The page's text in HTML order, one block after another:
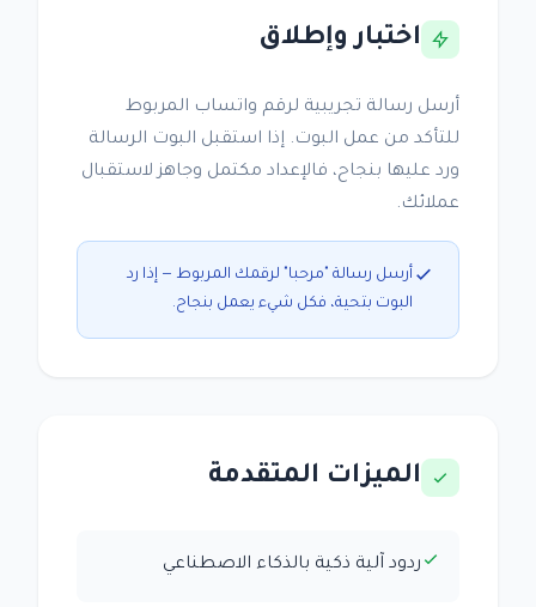
اختبار وإطلاق
أرسل رسالة تجريبية لرقم واتساب المربوط
للتأكد من عمل البوت. إذا استقبل البوت الرسالة
ورد عليها بنجاح، فالإعداد مكتمل وجاهز لاستقبال
عملائك.
أرسل رسالة "مرحبا" لرقمك المربوط — إذا رد
البوت بتحية، فكل شيء يعمل بنجاح.
الميزات المتقدمة
ردود آلية ذكية بالذكاء الاصطناعي